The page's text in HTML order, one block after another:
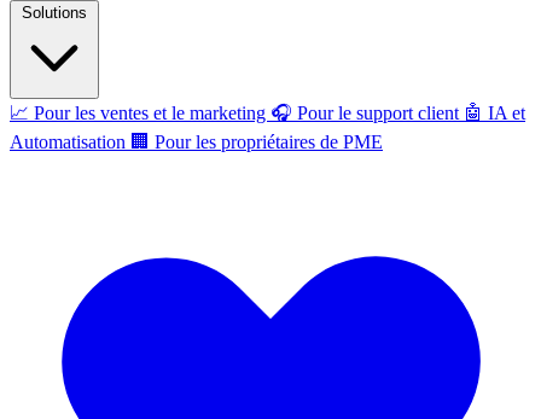
📈 Pour les ventes et le marketing 🎧 Pour le support client 🤖 IA et
Automatisation 🏢 Pour les propriétaires de PME